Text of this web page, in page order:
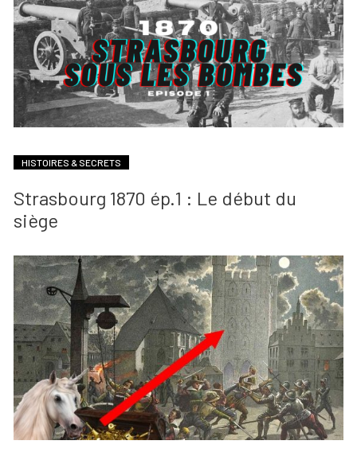
HISTOIRES & SECRETS
Strasbourg 1870 ép.1 : Le début du
siège